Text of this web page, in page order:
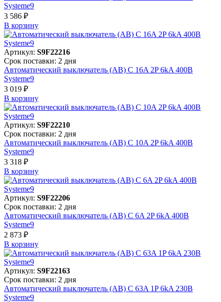
Systeme9
3 586 ₽
В корзинy
Артикул: S9F22216
Срок поставки: 2 дня
Автоматический выключатель (АВ) C 16A 2P 6kA 400В
Systeme9
3 019 ₽
В корзинy
Артикул: S9F22210
Срок поставки: 2 дня
Автоматический выключатель (АВ) C 10A 2P 6kA 400В
Systeme9
3 318 ₽
В корзинy
Артикул: S9F22206
Срок поставки: 2 дня
Автоматический выключатель (АВ) C 6A 2P 6kA 400В
Systeme9
2 873 ₽
В корзинy
Артикул: S9F22163
Срок поставки: 2 дня
Автоматический выключатель (АВ) C 63A 1P 6kA 230В
Systeme9